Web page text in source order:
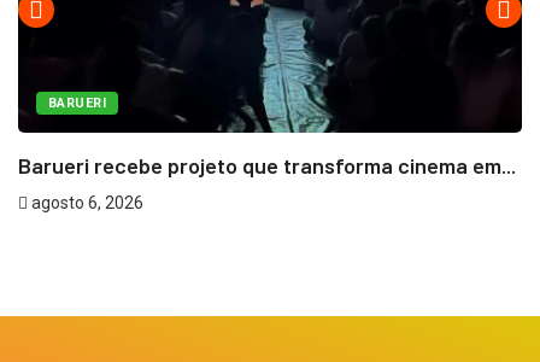
BARUERI
Barueri recebe projeto que transforma cinema em...
agosto 6, 2026